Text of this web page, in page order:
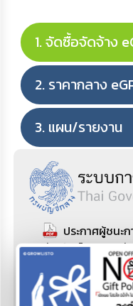
จัดซื้อจัดจ้าง
ราคากลาง
แผน/รายงาน
ประกาศผู้ชนะ
ก่อสร้างโครงการ
สายหนองปาคี หมู่
อบ.ถ.38-005 ด้วย
(e-bidding)